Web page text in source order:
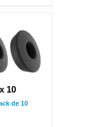
10
de 10